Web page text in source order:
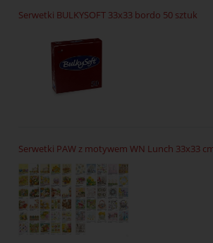
Serwetki BULKYSOFT 33x33 bordo 50 sztuk
Serwetki PAW z motywem WN Lunch 33x33